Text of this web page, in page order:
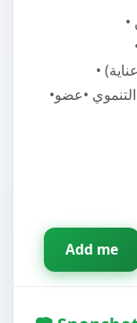
•سفير الوقاية من جمعية تمكين العمل التنموي •عضو
Add me